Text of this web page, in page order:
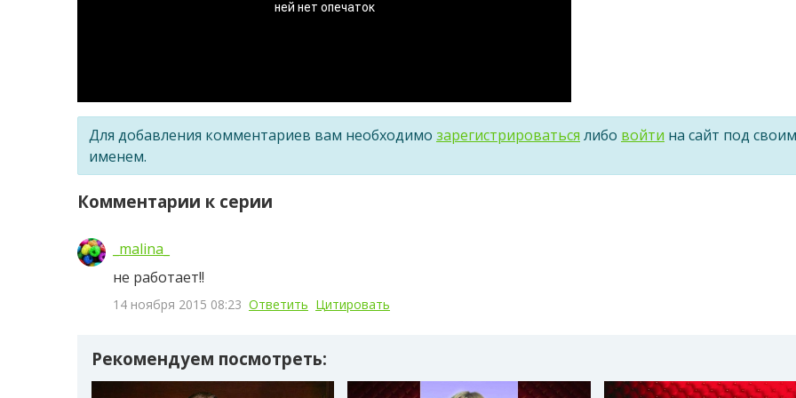
Для добавления комментариев вам необходимо зарегистрироваться либо войти на сайт под своим
именем.
Комментарии к серии
_malina_
не работает!!
14 ноября 2015 08:23 Ответить Цитировать
Рекомендуем посмотреть: